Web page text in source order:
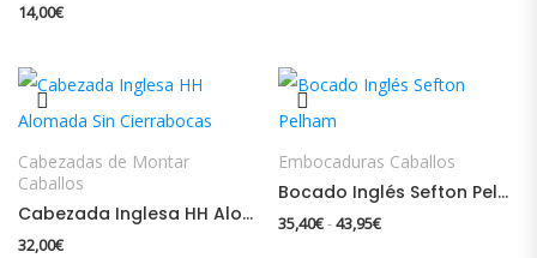
14,00€
Cabezadas de Montar
Caballos
Cabezada Inglesa HH Alomada Sin Cierrabocas
32,00€
Embocaduras Caballos
Bocado Inglés Sefton Pelham
35,40€-43,95€Rango de precios: